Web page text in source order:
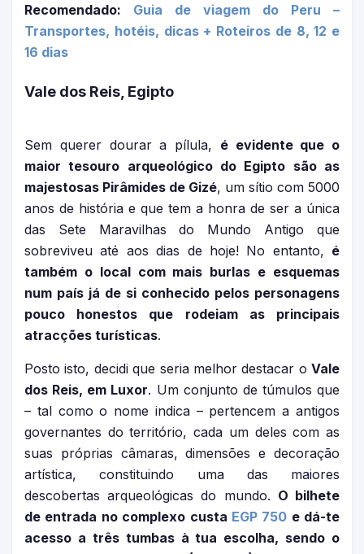
Recomendado: Guia de viagem do Peru –
Transportes, hotéis, dicas + Roteiros de 8, 12 e
16 dias
Vale dos Reis, Egipto
Sem querer dourar a pílula, é evidente que o
maior tesouro arqueológico do Egipto são as
majestosas Pirâmides de Gizé, um sítio com 5000
anos de história e que tem a honra de ser a única
das Sete Maravilhas do Mundo Antigo que
sobreviveu até aos dias de hoje! No entanto, é
também o local com mais burlas e esquemas
num país já de si conhecido pelos personagens
pouco honestos que rodeiam as principais
atracções turísticas.
Posto isto, decidi que seria melhor destacar o Vale
dos Reis, em Luxor. Um conjunto de túmulos que
– tal como o nome indica – pertencem a antigos
governantes do território, cada um deles com as
suas próprias câmaras, dimensões e decoração
artística, constituindo uma das maiores
descobertas arqueológicas do mundo. O bilhete
de entrada no complexo custa EGP 750 e dá-te
acesso a três tumbas à tua escolha, sendo o